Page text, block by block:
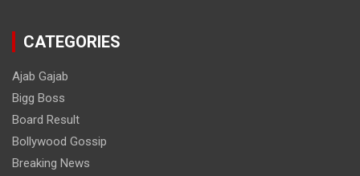
CATEGORIES
Ajab Gajab
Bigg Boss
Board Result
Bollywood Gossip
Breaking News